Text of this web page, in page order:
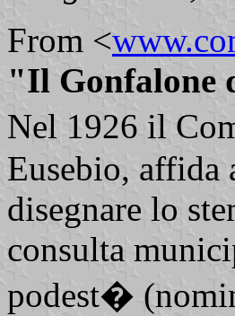
From <
"Il Gonfalone
Nel 1926 il
Eusebio, affida
disegnare lo
consulta
podest�